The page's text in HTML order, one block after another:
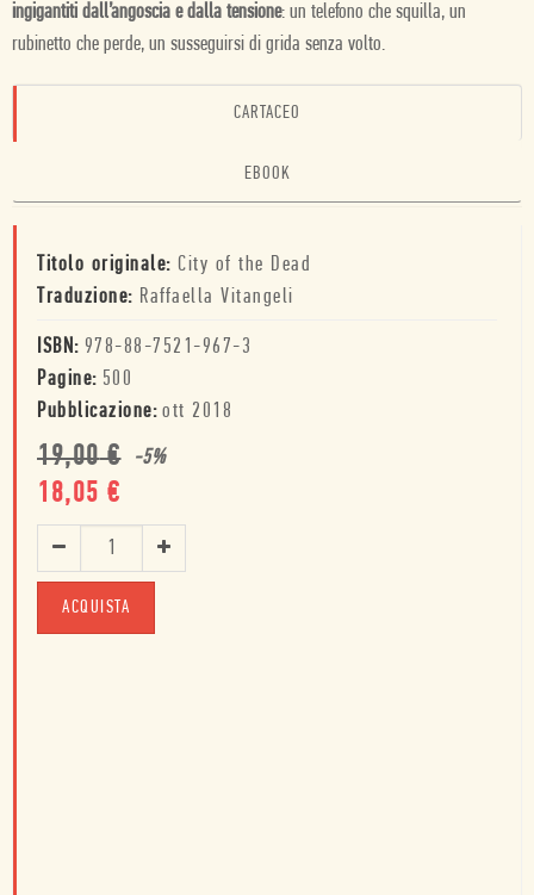
ingigantiti dall’angoscia e dalla tensione: un telefono che squilla, un
rubinetto che perde, un susseguirsi di grida senza volto.
CARTACEO
EBOOK
Titolo originale: City of the Dead
Traduzione: Raffaella Vitangeli
ISBN: 978-88-7521-967-3
Pagine: 500
Pubblicazione: ott 2018
19,00€ -5%
18,05 €
ACQUISTA